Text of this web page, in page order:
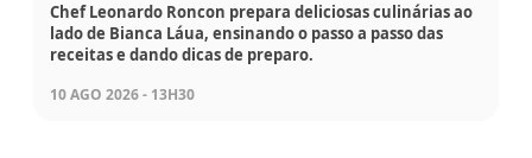
Chef Leonardo Roncon prepara deliciosas culinárias ao
lado de Bianca Láua, ensinando o passo a passo das
receitas e dando dicas de preparo.
10 AGO 2026 - 13H30